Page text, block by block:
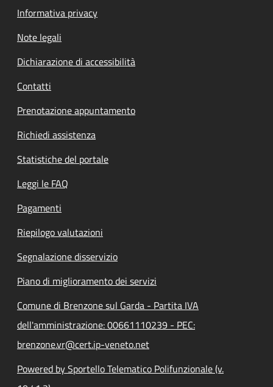
Informativa privacy
Note legali
Dichiarazione di accessibilità
Contatti
Prenotazione appuntamento
Richiedi assistenza
Statistiche del portale
Leggi le FAQ
Pagamenti
Riepilogo valutazioni
Segnalazione disservizio
Piano di miglioramento dei servizi
Comune di Brenzone sul Garda - Partita IVA
dell'amministrazione: 00661110239 - PEC:
brenzone.vr@cert.ip-veneto.net
Powered by Sportello Telematico Polifunzionale (v.